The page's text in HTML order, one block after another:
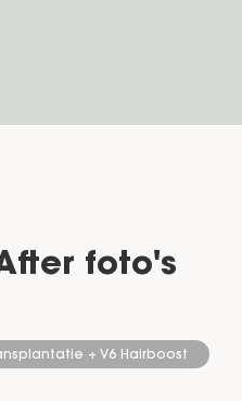
foto's
+ V6 Hairboost